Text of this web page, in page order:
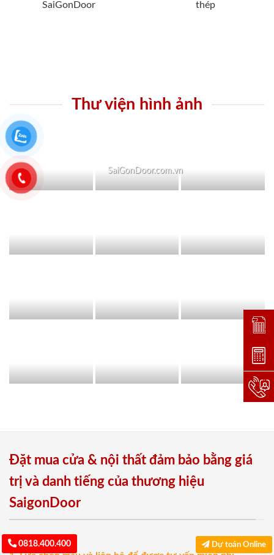
SaiGonDoor
thép
Thư viện hình ảnh
SaiGonDoor.com.vn
Đặt mua cửa & nội thất đảm bảo bằng giá
trị và danh tiếng của thương hiệu
SaigonDoor
0818.400.400 Dự toán Online
Đặt
Dự